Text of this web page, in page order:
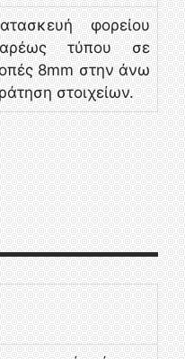
φορείου
τύπου σε
8mm στην άνω
στοιχείων.